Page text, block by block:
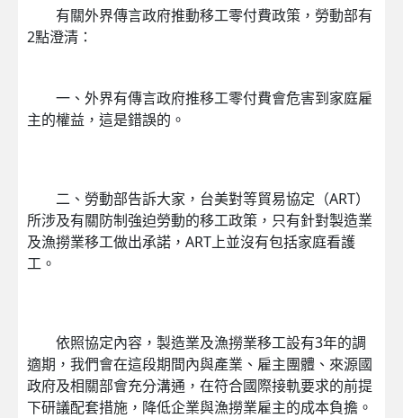
有關外界傳言政府推動移工零付費政策，勞動部有
2點澄清：
一、外界有傳言政府推移工零付費會危害到家庭雇
主的權益，這是錯誤的。
二、勞動部告訴大家，台美對等貿易協定（ART）
所涉及有關防制強迫勞動的移工政策，只有針對製造業
及漁撈業移工做出承諾，ART上並沒有包括家庭看護
工。
依照協定內容，製造業及漁撈業移工設有3年的調
適期，我們會在這段期間內與產業、雇主團體、來源國
政府及相關部會充分溝通，在符合國際接軌要求的前提
下研議配套措施，降低企業與漁撈業雇主的成本負擔。